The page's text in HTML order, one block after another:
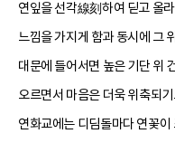
연잎을 선각線刻하여 딛고 올
느낌을 가지게 함과 동시에 그
대문에 들어서면 높은 기단 위
오르면서 마음은 더욱 위축되
연화교에는 디딤돌마다 연꽃